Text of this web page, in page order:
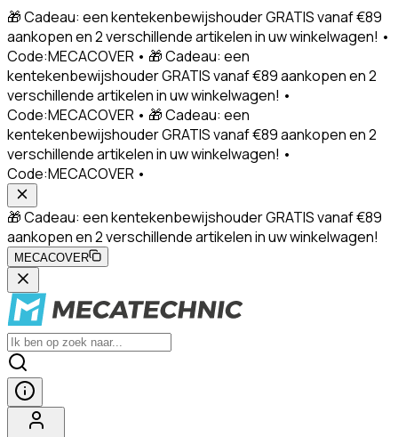
🎁 Cadeau: een kentekenbewijshouder GRATIS vanaf €89
aankopen en 2 verschillende artikelen in uw winkelwagen! •
Code:MECACOVER • 🎁 Cadeau: een
kentekenbewijshouder GRATIS vanaf €89 aankopen en 2
verschillende artikelen in uw winkelwagen! •
Code:MECACOVER • 🎁 Cadeau: een
kentekenbewijshouder GRATIS vanaf €89 aankopen en 2
verschillende artikelen in uw winkelwagen! •
Code:MECACOVER •
🎁 Cadeau: een kentekenbewijshouder GRATIS vanaf €89
aankopen en 2 verschillende artikelen in uw winkelwagen!
MECACOVER